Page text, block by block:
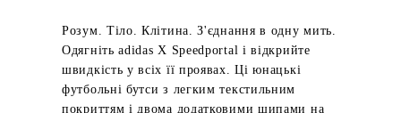
Розум. Тіло. Клітина. З'єднання в одну мить.
Одягніть adidas X Speedportal і відкрийте
швидкість у всіх її проявах. Ці юнацькі
футбольні бутси з легким текстильним
покриттям і двома додатковими шипами на